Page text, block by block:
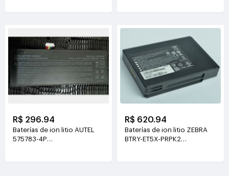
R$ 296.94
Baterías de ion litio AUTEL
575783-4P
R$ 620.94
Baterías de ion litio ZEBRA
BTRY-ET5X-PRPK2